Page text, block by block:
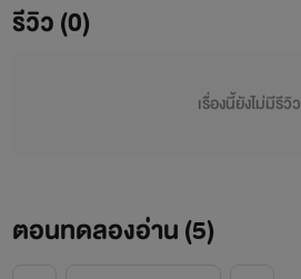
รีวิว (0)
เรื่องนี้ยังไม่มีรีวิว
ตอนทดลองอ่าน (5)